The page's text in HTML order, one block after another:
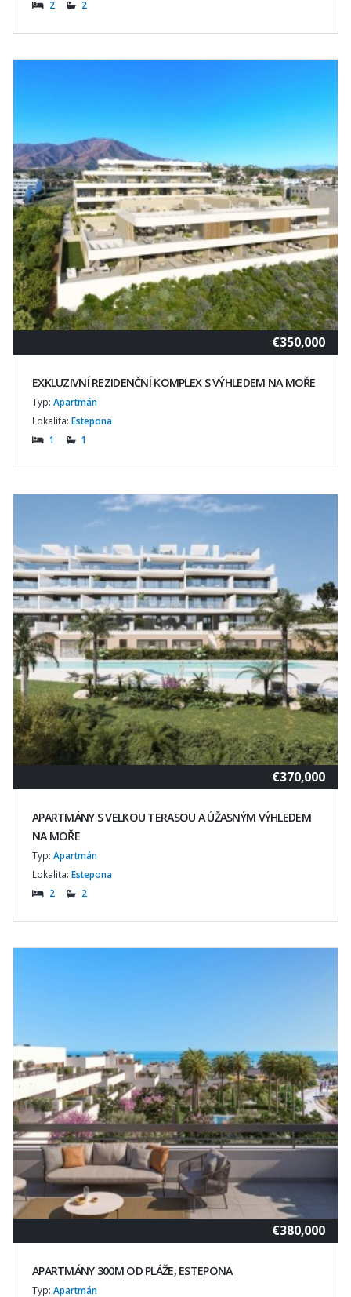
2 2
€350,000
EXKLUZIVNÍ REZIDENČNÍ KOMPLEX S VÝHLEDEM NA MOŘE
Typ: Apartmán
Lokalita: Estepona
1
1
€370,000
APARTMÁNY S VELKOU TERASOU A ÚŽASNÝM VÝHLEDEM
NA MOŘE
Typ: Apartmán
Lokalita: Estepona
2
2
€380,000
APARTMÁNY 300M OD PLÁŽE, ESTEPONA
Typ: Apartmán